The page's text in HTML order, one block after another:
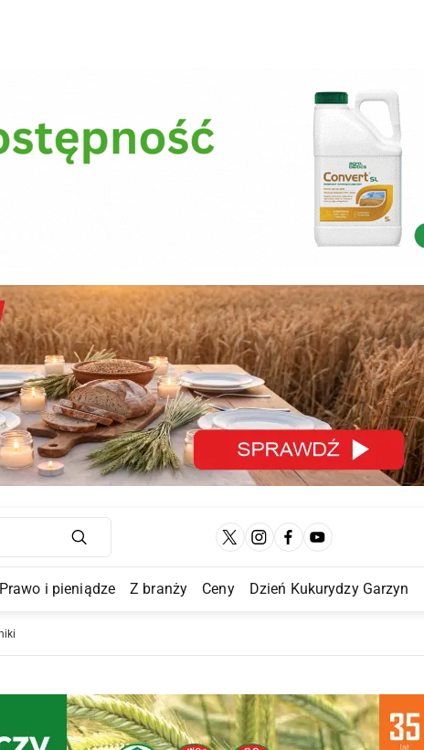
Navigation
Prawo i pieniądze Z branży Ceny Dzień Kukurydzy Garzyn